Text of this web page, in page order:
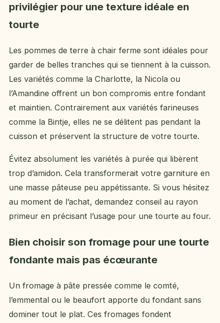
privilégier pour une texture idéale en
tourte
Les pommes de terre à chair ferme sont idéales pour
garder de belles tranches qui se tiennent à la cuisson.
Les variétés comme la Charlotte, la Nicola ou
l’Amandine offrent un bon compromis entre fondant
et maintien. Contrairement aux variétés farineuses
comme la Bintje, elles ne se délitent pas pendant la
cuisson et préservent la structure de votre tourte.
Évitez absolument les variétés à purée qui libèrent
trop d’amidon. Cela transformerait votre garniture en
une masse pâteuse peu appétissante. Si vous hésitez
au moment de l’achat, demandez conseil au rayon
primeur en précisant l’usage pour une tourte au four.
Bien choisir son fromage pour une tourte
fondante mais pas écœurante
Un fromage à pâte pressée comme le comté,
l’emmental ou le beaufort apporte du fondant sans
dominer tout le plat. Ces fromages fondent